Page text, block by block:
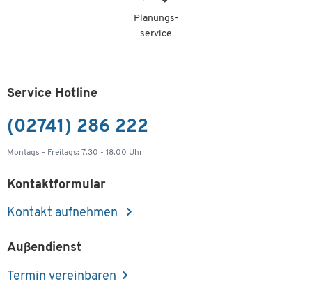
Planungs-
service
Service Hotline
(02741) 286 222
Montags - Freitags: 7.30 - 18.00 Uhr
Kontaktformular
Kontakt aufnehmen
Außendienst
Termin vereinbaren